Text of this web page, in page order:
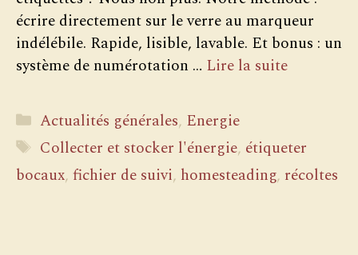
écrire directement sur le verre au marqueur
indélébile. Rapide, lisible, lavable. Et bonus : un
système de numérotation … Lire la suite
Catégories
Actualités générales, Energie
Étiquettes
Collecter et stocker l'énergie, étiqueter
bocaux, fichier de suivi, homesteading, récoltes